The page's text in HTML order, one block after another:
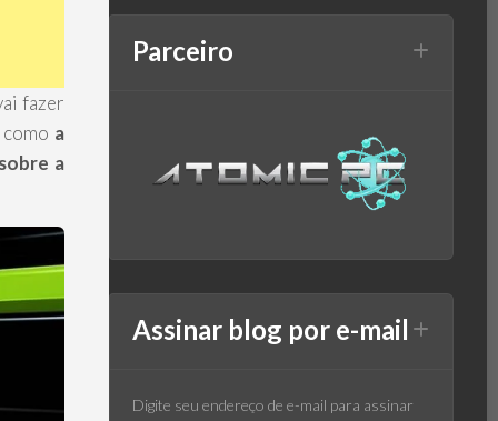
fazer
a
a
Parceiro
Assinar blog por e-mail
Digite seu endereço de e-mail para assinar